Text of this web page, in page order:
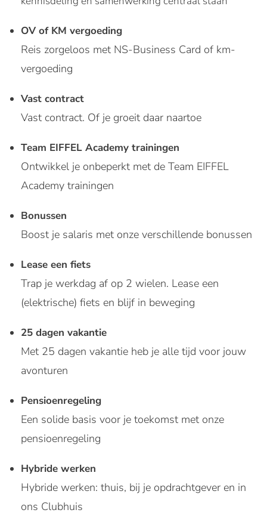
OV of KM vergoeding
Reis zorgeloos met NS-Business Card of km-
vergoeding
Vast contract
Vast contract. Of je groeit daar naartoe
Team EIFFEL Academy trainingen
Ontwikkel je onbeperkt met de Team EIFFEL
Academy trainingen
Bonussen
Boost je salaris met onze verschillende bonussen
Lease een fiets
Trap je werkdag af op 2 wielen. Lease een
(elektrische) fiets en blijf in beweging
25 dagen vakantie
Met 25 dagen vakantie heb je alle tijd voor jouw
avonturen
Pensioenregeling
Een solide basis voor je toekomst met onze
pensioenregeling
Hybride werken
Hybride werken: thuis, bij je opdrachtgever en in
ons Clubhuis